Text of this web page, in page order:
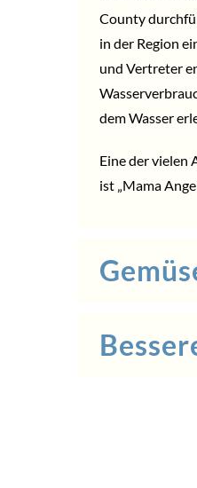
County
in der Region
und Vertreter
dem Wasser
Eine der vielen
ist „Mama